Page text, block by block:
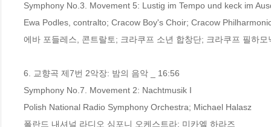
Symphony No.3. Movement 5: Lustig im Tempo und keck im
Ewa Podles, contralto; Cracow Boy's Choir; Cracow
에바 포들레스, 콘트랄토; 크라쿠프 소년 합창단; 크라쿠프 필하
6. 교향곡 제7번 2악장: 밤의 음악 _ 16:56
Symphony No.7. Movement 2: Nachtmusik I
Polish National Radio Symphony Orchestra; Michael Halasz
폴란드 내셔널 라디오 심포니 오케스트라; 미카엘 하라즈